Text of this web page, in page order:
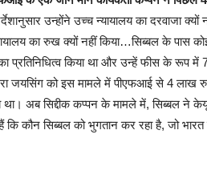
उन्होंने उच्च न्यायालय का दरवाजा
का रुख क्यों नहीं किया…सिब्बल के पास
का प्रतिनिधित्व किया था और उन्हें फीस के
जयसिंग को इस मामले में पीएफआई से 4 लाख
अब सिद्दीक कप्पन के मामले में, सिब्बल ने
कि कौन सिब्बल को भुगतान कर रहा है, जो